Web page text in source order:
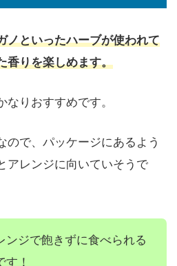
ノといったハーブが使われて
香りを楽しめます。
りおすすめです。
ので、パッケージにあるよう
アレンジに向いていそうで
ンジで飽きずに食べられる
す！